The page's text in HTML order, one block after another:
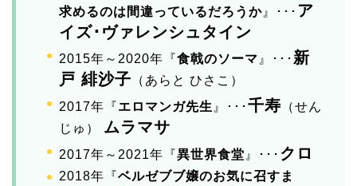
求めるのは間違っているだろうか 』･･･ ア
イズ･ヴァレンシュタイン
2015年～2020年『 食戟のソーマ 』･･･ 新
戸 緋沙子 （あらと ひさこ）
2017年『エロマンガ先生 』･･･ 千寿 （せん
じゅ） ムラマサ
2017年～2021年『異世界食堂 』･･･ クロ
2018年『ベルゼブブ嬢のお気に召すま